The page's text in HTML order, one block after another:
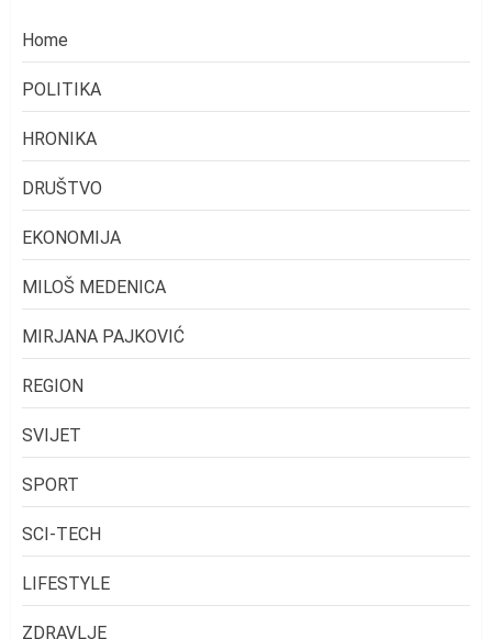
Home
POLITIKA
HRONIKA
DRUŠTVO
EKONOMIJA
MILOŠ MEDENICA
MIRJANA PAJKOVIĆ
REGION
SVIJET
SPORT
SCI-TECH
LIFESTYLE
ZDRAVLJE